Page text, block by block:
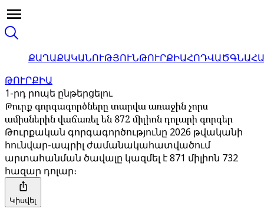
ՔԱՂԱՔԱԿԱՆՈՒԹՅՈՒՆԹՈՒՐՔԻԱՀՈԴՎԱԾ
ԹՈՒՐՔԻԱ
1-րդ րոպե ընթերցելու
Թուրք գորգագործները տարվա առաջին չորս
ամիսներին վաճառել են 872 միլիոն դոլարի գորգեր
Թուրքական գորգագործությունը 2026 թվականի
հունվար-ապրիլ ժամանակահատվածում
արտահանման ծավալը կազմել է 871 միլիոն 732
հազար դոլար։
Կիսվել